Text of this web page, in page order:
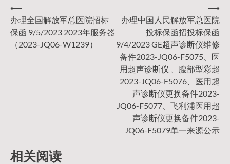
文
章
⟵
办理全国解放军总医院招标
保函 9/5/2023 2023年服务器
（2023-JQ06-W1239）
办理中国人民解放军总医院
投标保函招投标保函
9/4/2023 GE超声诊断仪维修
备件2023-JQ06-F5075、医
用超声诊断仪 、腹部型彩超
2023-JQ06-F5076、医用超
声诊断仪更换备件2023-
JQ06-F5077、飞利浦医用超
声诊断仪更换备件2023-
JQ06-F5079单一来源公示
⟶
相关阅读